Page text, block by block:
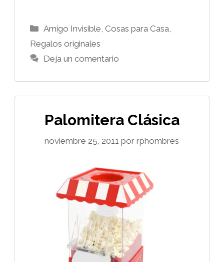
Categorías
Amigo Invisible Cosas para Casa
Regalos originales
Deja un comentario
Palomitera Clásica
noviembre 25, 2011 por rphombres